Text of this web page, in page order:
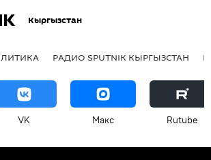
Кыргызстан
РАДИО SPUTNIK КЫРГЫЗСТАН
VK Макс Rutube